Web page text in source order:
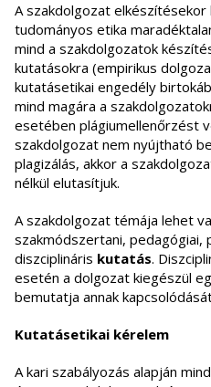
A szakdolgozat
tudományos etika
mind a szakdolgozatok
kutatásokra (empirikus
kutatásetikai engedély
mind magára a
esetében plágiumellenőrzést
szakdolgozat nem nyújtható
plagizálás, akkor a
nélkül elutasítjuk.
A szakdolgozat témája lehet
szakmódszertani, pedagógiai,
diszciplináris kutatás.
esetén a dolgozat kiegészül
bemutatja annak
Kutatásetikai kérelem
A kari szabályozás alapján